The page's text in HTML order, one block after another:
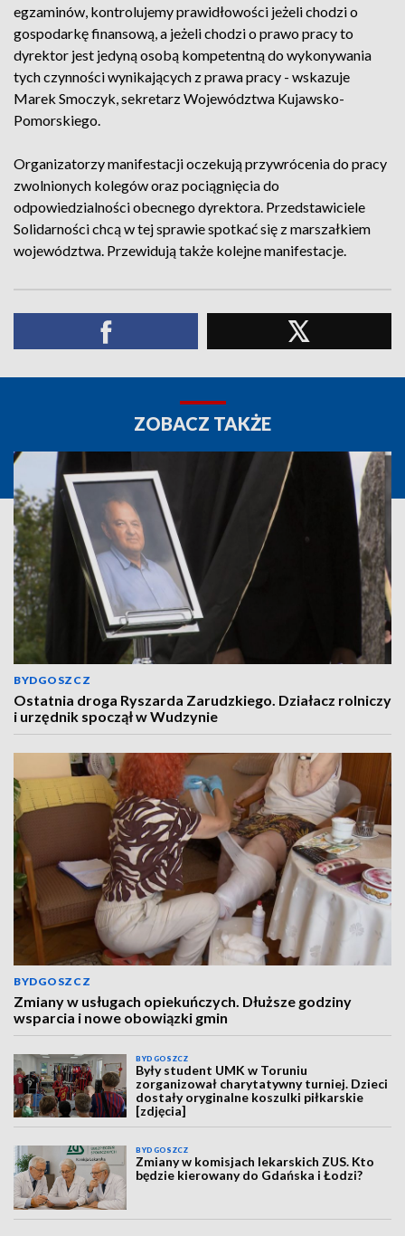
egzaminów, kontrolujemy prawidłowości jeżeli chodzi o
gospodarkę finansową, a jeżeli chodzi o prawo pracy to
dyrektor jest jedyną osobą kompetentną do wykonywania
tych czynności wynikających z prawa pracy - wskazuje
Marek Smoczyk, sekretarz Województwa Kujawsko-
Pomorskiego.
Organizatorzy manifestacji oczekują przywrócenia do pracy
zwolnionych kolegów oraz pociągnięcia do
odpowiedzialności obecnego dyrektora. Przedstawiciele
Solidarności chcą w tej sprawie spotkać się z marszałkiem
województwa. Przewidują także kolejne manifestacje.
ZOBACZ TAKŻE
BYDGOSZCZ
Ostatnia droga Ryszarda Zarudzkiego. Działacz rolniczy
i urzędnik spoczął w Wudzynie
BYDGOSZCZ
Zmiany w usługach opiekuńczych. Dłuższe godziny
wsparcia i nowe obowiązki gmin
BYDGOSZCZ
Były student UMK w Toruniu
zorganizował charytatywny turniej. Dzieci
dostały oryginalne koszulki piłkarskie
[zdjęcia]
BYDGOSZCZ
Zmiany w komisjach lekarskich ZUS. Kto
będzie kierowany do Gdańska i Łodzi?